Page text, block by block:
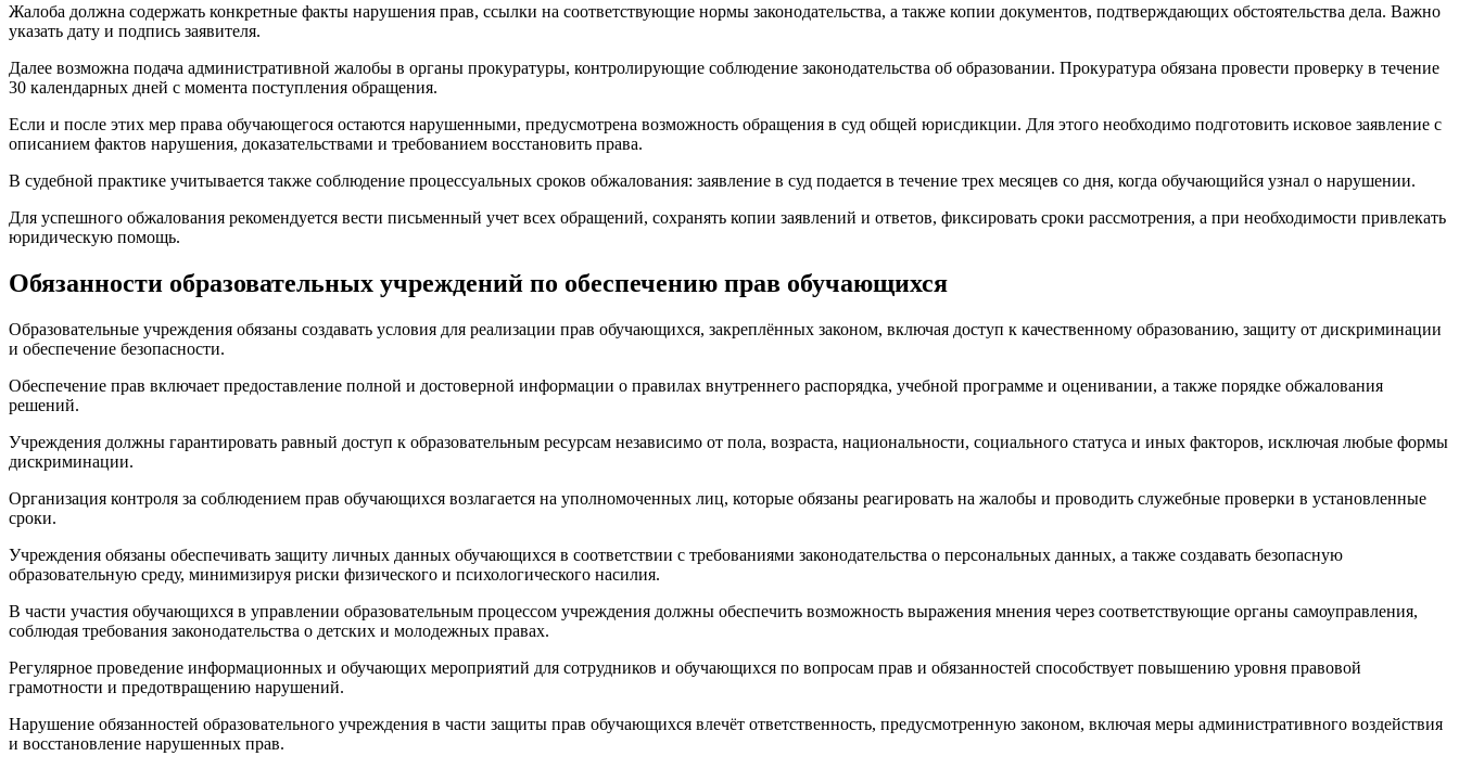
Жалоба должна содержать конкретные факты нарушения прав, ссылки на соответствующие нормы законодательства, а также копии документов, подтверждающих обстоятельства дела. Важно
указать дату и подпись заявителя.
Далее возможна подача административной жалобы в органы прокуратуры, контролирующие соблюдение законодательства об образовании. Прокуратура обязана провести проверку в течение
30 календарных дней с момента поступления обращения.
Если и после этих мер права обучающегося остаются нарушенными, предусмотрена возможность обращения в суд общей юрисдикции. Для этого необходимо подготовить исковое заявление с
описанием фактов нарушения, доказательствами и требованием восстановить права.
В судебной практике учитывается также соблюдение процессуальных сроков обжалования: заявление в суд подается в течение трех месяцев со дня, когда обучающийся узнал о нарушении.
Для успешного обжалования рекомендуется вести письменный учет всех обращений, сохранять копии заявлений и ответов, фиксировать сроки рассмотрения, а при необходимости привлекать
юридическую помощь.
Обязанности образовательных учреждений по обеспечению прав обучающихся
Образовательные учреждения обязаны создавать условия для реализации прав обучающихся, закреплённых законом, включая доступ к качественному образованию, защиту от дискриминации
и обеспечение безопасности.
Обеспечение прав включает предоставление полной и достоверной информации о правилах внутреннего распорядка, учебной программе и оценивании, а также порядке обжалования
решений.
Учреждения должны гарантировать равный доступ к образовательным ресурсам независимо от пола, возраста, национальности, социального статуса и иных факторов, исключая любые формы
дискриминации.
Организация контроля за соблюдением прав обучающихся возлагается на уполномоченных лиц, которые обязаны реагировать на жалобы и проводить служебные проверки в установленные
сроки.
Учреждения обязаны обеспечивать защиту личных данных обучающихся в соответствии с требованиями законодательства о персональных данных, а также создавать безопасную
образовательную среду, минимизируя риски физического и психологического насилия.
В части участия обучающихся в управлении образовательным процессом учреждения должны обеспечить возможность выражения мнения через соответствующие органы самоуправления,
соблюдая требования законодательства о детских и молодежных правах.
Регулярное проведение информационных и обучающих мероприятий для сотрудников и обучающихся по вопросам прав и обязанностей способствует повышению уровня правовой
грамотности и предотвращению нарушений.
Нарушение обязанностей образовательного учреждения в части защиты прав обучающихся влечёт ответственность, предусмотренную законом, включая меры административного воздействия
и восстановление нарушенных прав.